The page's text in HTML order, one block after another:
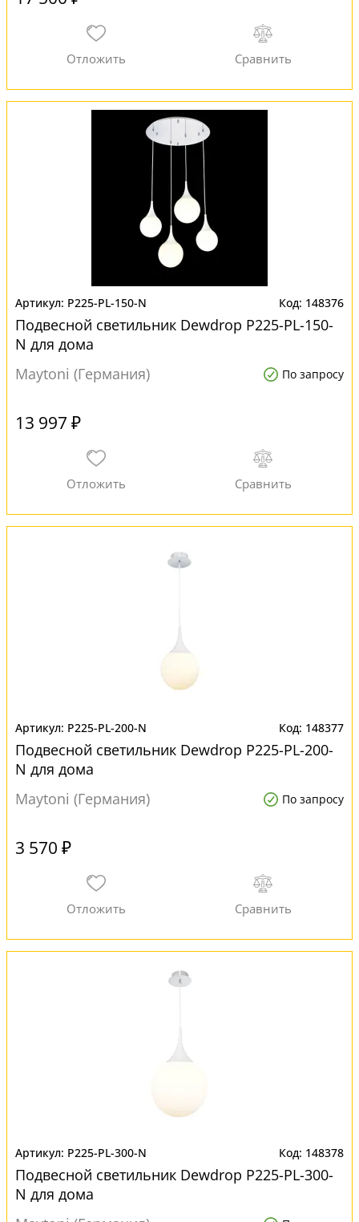
P225-PL-150-N 148376
Подвесной светильник Dewdrop P225-PL-150-
N для дома
Maytoni (Германия)
По запросу
13 997 ₽
P225-PL-200-N 148377
Подвесной светильник Dewdrop P225-PL-200-
N для дома
Maytoni (Германия)
По запросу
3 570 ₽
P225-PL-300-N 148378
Подвесной светильник Dewdrop P225-PL-300-
N для дома